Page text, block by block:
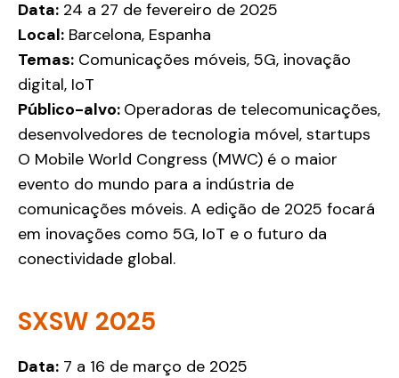
Data: 24 a 27 de fevereiro de 2025
Local: Barcelona, Espanha
Temas: Comunicações móveis, 5G, inovação
digital, IoT
Público-alvo: Operadoras de telecomunicações,
desenvolvedores de tecnologia móvel, startups
O Mobile World Congress (MWC) é o maior
evento do mundo para a indústria de
comunicações móveis. A edição de 2025 focará
em inovações como 5G, IoT e o futuro da
conectividade global.
SXSW 2025
Data: 7 a 16 de março de 2025